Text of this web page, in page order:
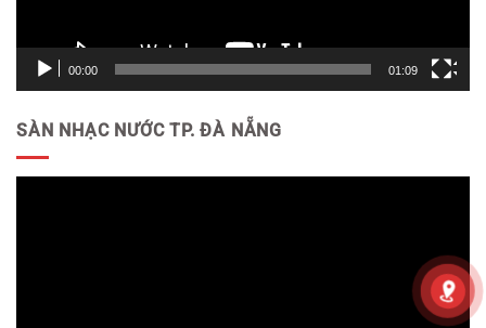
00:00 01:09
SÀN NHẠC NƯỚC TP. ĐÀ NẴNG